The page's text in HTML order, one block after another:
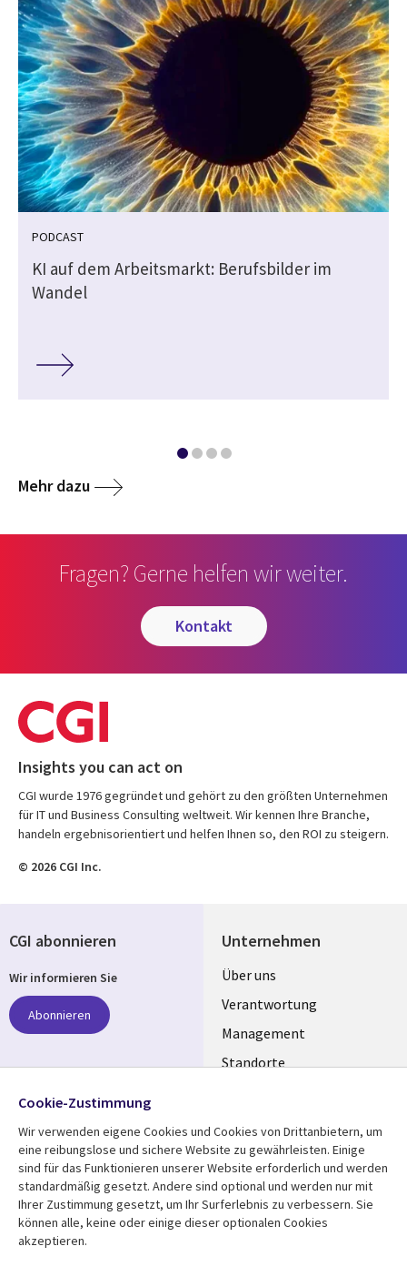
PODCAST
KI auf dem Arbeitsmarkt: Berufsbilder im
Wandel
Mehr dazu
Fragen? Gerne helfen wir weiter.
kontakt
Insights you can act on
CGI wurde 1976 gegründet und gehört zu den größten Unternehmen
für IT und Business Consulting weltweit. Wir kennen Ihre Branche,
handeln ergebnisorientiert und helfen Ihnen so, den ROI zu steigern.
© 2026 CGI Inc.
Unternehmen
Useful
links
GERMANY
Über uns
Verantwortung
Management
Standorte
Mediathek
Library
Aktuelles
Rechtliches
CGI abonnieren
Wir informieren Sie
Abonnieren
Folgen Sie uns
Social
Media
GERMANY
Cookie-Zustimmung
Wir verwenden eigene Cookies und Cookies von Drittanbietern, um
eine reibungslose und sichere Website zu gewährleisten. Einige
sind für das Funktionieren unserer Website erforderlich und werden
standardmäßig gesetzt. Andere sind optional und werden nur mit
Ihrer Zustimmung gesetzt, um Ihr Surferlebnis zu verbessern. Sie
können alle, keine oder einige dieser optionalen Cookies
akzeptieren.